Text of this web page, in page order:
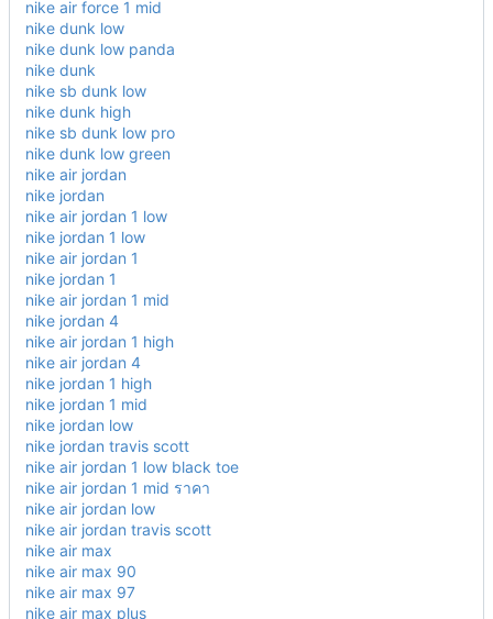
nike air force 1 mid
nike dunk low
nike dunk low panda
nike dunk
nike sb dunk low
nike dunk high
nike sb dunk low pro
nike dunk low green
nike air jordan
nike jordan
nike air jordan 1 low
nike jordan 1 low
nike air jordan 1
nike jordan 1
nike air jordan 1 mid
nike jordan 4
nike air jordan 1 high
nike air jordan 4
nike jordan 1 high
nike jordan 1 mid
nike jordan low
nike jordan travis scott
nike air jordan 1 low black toe
nike air jordan 1 mid ราคา
nike air jordan low
nike air jordan travis scott
nike air max
nike air max 90
nike air max 97
nike air max plus